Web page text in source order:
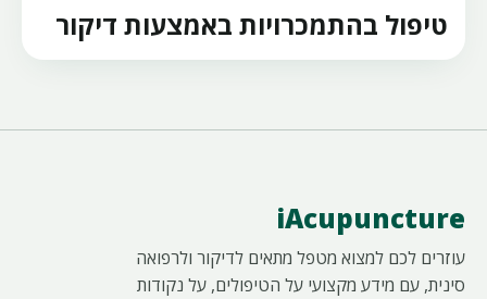
טיפול בהתמכרויות באמצעות דיקור
iAcupuncture
עוזרים לכם למצוא מטפל מתאים לדיקור ולרפואה
סינית, עם מידע מקצועי על הטיפולים, על נקודות